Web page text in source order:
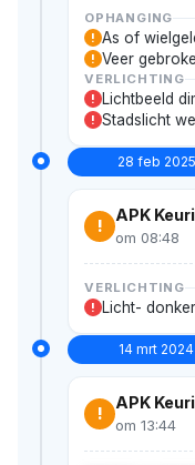
OPHANGING
! As of
! Veer
VERLICHTING
! Lichtbeeld
! Stadslicht
28 feb 2025
!
APK
om 08:48
VERLICHTING
! Licht-
14 mrt 2024
!
APK
om 13:44